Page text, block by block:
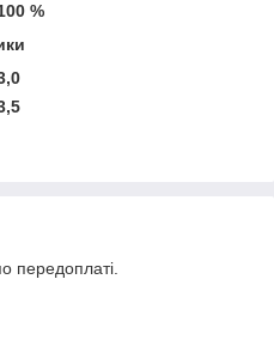
%
передоплаті.